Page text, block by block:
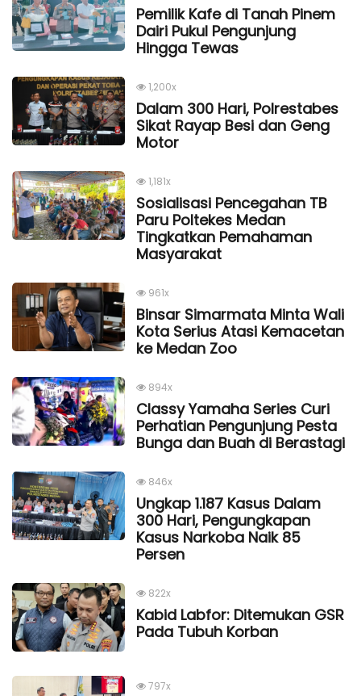
Pemilik Kafe di Tanah Pinem
Dairi Pukul Pengunjung
Hingga Tewas
1,200x
Dalam 300 Hari, Polrestabes
Sikat Rayap Besi dan Geng
Motor
1,181x
Sosialisasi Pencegahan TB
Paru Poltekes Medan
Tingkatkan Pemahaman
Masyarakat
961x
Binsar Simarmata Minta Wali
Kota Serius Atasi Kemacetan
ke Medan Zoo
894x
Classy Yamaha Series Curi
Perhatian Pengunjung Pesta
Bunga dan Buah di Berastagi
846x
Ungkap 1.187 Kasus Dalam
300 Hari, Pengungkapan
Kasus Narkoba Naik 85
Persen
822x
Kabid Labfor: Ditemukan GSR
Pada Tubuh Korban
797x